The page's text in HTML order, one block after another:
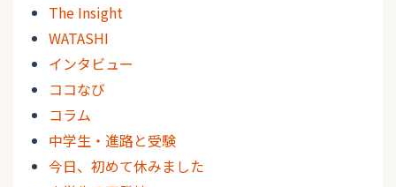
The Insight
WATASHI
インタビュー
ココなび
コラム
中学生・進路と受験
今日、初めて休みました